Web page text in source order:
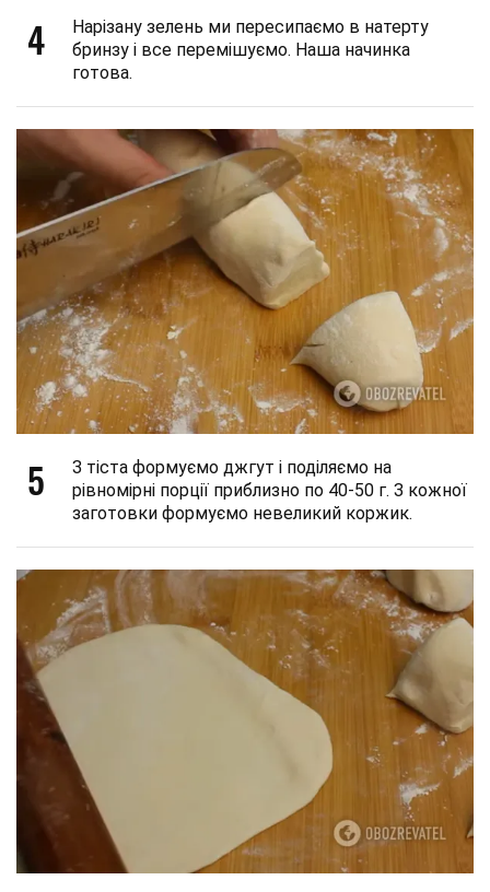
4
Нарізану зелень ми пересипаємо в натерту
бринзу і все перемішуємо. Наша начинка
готова.
5
З тіста формуємо джгут і поділяємо на
рівномірні порції приблизно по 40-50 г. З кожної
заготовки формуємо невеликий коржик.